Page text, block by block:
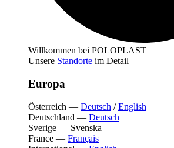
Willkommen bei POLOPLAST
Unsere Standorte im Detail
Europa
Österreich — Deutsch /English
Deutschland — Deutsch
Sverige — Svenska
France — Français